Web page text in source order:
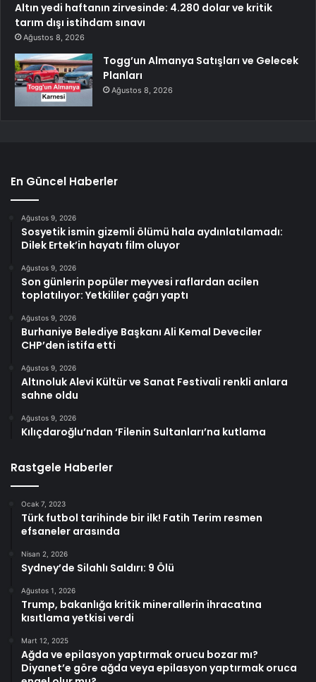
Altın yedi haftanın zirvesinde: 4.280 dolar ve kritik
tarım dışı istihdam sınavı
Ağustos 8, 2026
Togg’un Almanya Satışları ve Gelecek
Planları
Ağustos 8, 2026
En Güncel Haberler
Ağustos 9, 2026
Sosyetik ismin gizemli ölümü hala aydınlatılamadı:
Dilek Ertek’in hayatı film oluyor
Ağustos 9, 2026
Son günlerin popüler meyvesi raflardan acilen
toplatılıyor: Yetkililer çağrı yaptı
Ağustos 9, 2026
Burhaniye Belediye Başkanı Ali Kemal Deveciler
CHP’den istifa etti
Ağustos 9, 2026
Altınoluk Alevi Kültür ve Sanat Festivali renkli anlara
sahne oldu
Ağustos 9, 2026
Kılıçdaroğlu’ndan ‘Filenin Sultanları’na kutlama
Rastgele Haberler
Ocak 7, 2023
Türk futbol tarihinde bir ilk! Fatih Terim resmen
efsaneler arasında
Nisan 2, 2026
Sydney’de Silahlı Saldırı: 9 Ölü
Ağustos 1, 2026
Trump, bakanlığa kritik minerallerin ihracatına
kısıtlama yetkisi verdi
Mart 12, 2025
Ağda ve epilasyon yaptırmak orucu bozar mı?
Diyanet’e göre ağda veya epilasyon yaptırmak oruca